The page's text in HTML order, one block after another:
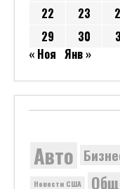
22
23
29
30
« Ноя Янв »
Авто
Новости США